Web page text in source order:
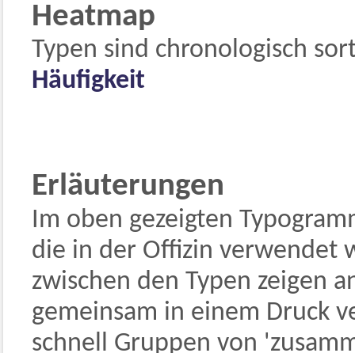
Heatmap
Typen sind chronologisch
Häufigkeit
Erläuterungen
Im oben gezeigten
die in der Offizin verwendet
zwischen den Typen zeigen
gemeinsam in einem Druck
schnell Gruppen von